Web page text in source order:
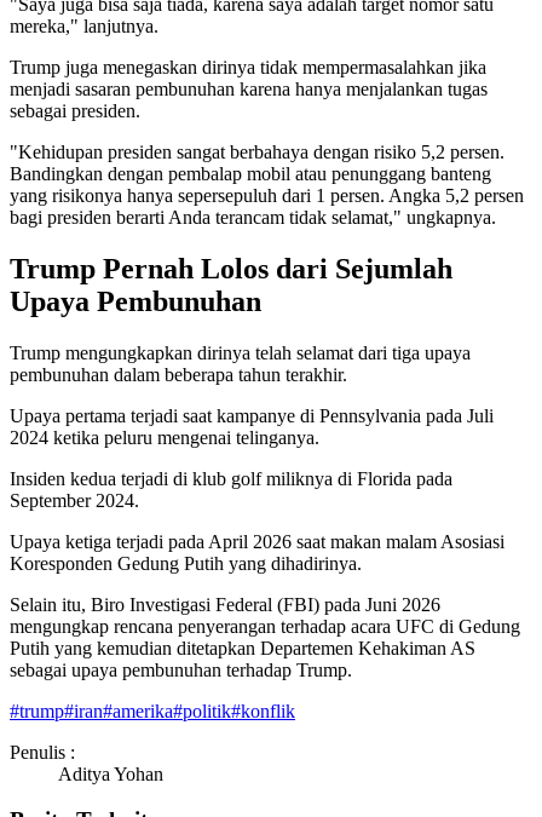
mereka," lanjutnya.
Trump juga menegaskan dirinya tidak mempermasalahkan jika
menjadi sasaran pembunuhan karena hanya menjalankan tugas
sebagai presiden.
"Kehidupan presiden sangat berbahaya dengan risiko 5,2 persen.
Bandingkan dengan pembalap mobil atau penunggang banteng
yang risikonya hanya sepersepuluh dari 1 persen. Angka 5,2 persen
bagi presiden berarti Anda terancam tidak selamat," ungkapnya.
Trump Pernah Lolos dari Sejumlah
Upaya Pembunuhan
Trump mengungkapkan dirinya telah selamat dari tiga upaya
pembunuhan dalam beberapa tahun terakhir.
Upaya pertama terjadi saat kampanye di Pennsylvania pada Juli
2024 ketika peluru mengenai telinganya.
Insiden kedua terjadi di klub golf miliknya di Florida pada
September 2024.
Upaya ketiga terjadi pada April 2026 saat makan malam Asosiasi
Koresponden Gedung Putih yang dihadirinya.
Selain itu, Biro Investigasi Federal (FBI) pada Juni 2026
mengungkap rencana penyerangan terhadap acara UFC di Gedung
Putih yang kemudian ditetapkan Departemen Kehakiman AS
sebagai upaya pembunuhan terhadap Trump.
#trump#iran#amerika#politik#konflik
Penulis :
Aditya Yohan